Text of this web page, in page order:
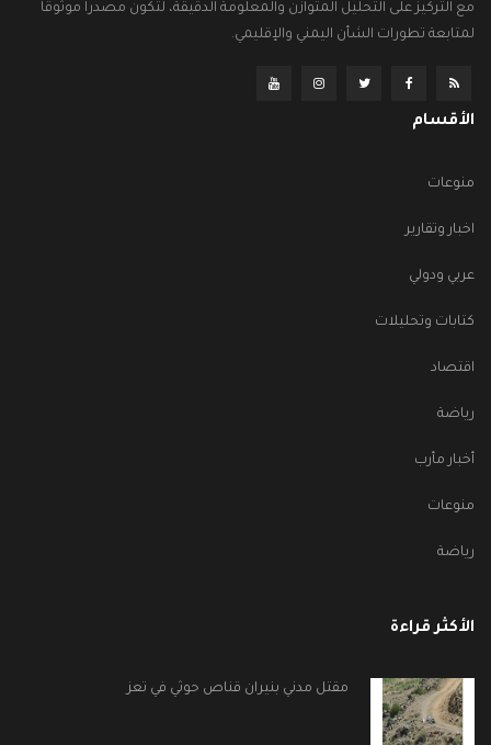
مع التركيز على التحليل المتوازن والمعلومة الدقيقة، لتكون مصدراً موثوقاً
لمتابعة تطورات الشأن اليمني والإقليمي.
الأقسام
منوعات
اخبار وتقارير
عربي ودولي
كتابات وتحليلات
اقتصاد
رياضة
أخبار مأرب
منوعات
رياضة
الأكثر قراءة
مقتل مدني بنيران قناص حوثي في تعز